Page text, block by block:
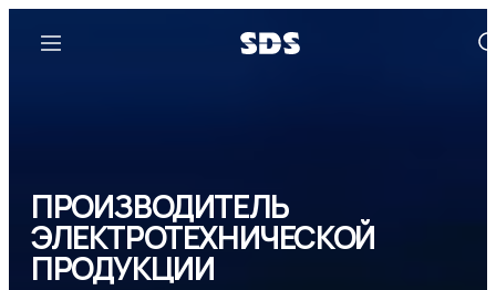
ПРОИЗВОДИТЕЛЬ
ЭЛЕКТРОТЕХНИЧЕСКОЙ
ПРОДУКЦИИ